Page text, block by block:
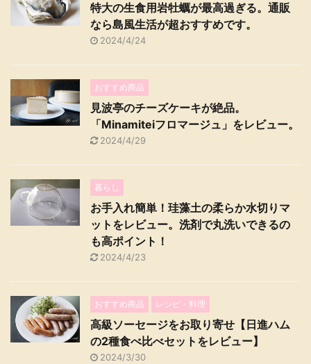
特大の生食用岩牡蠣が最高過ぎる。通販
なら島風生活が超おすすめです。
2024/4/24
おすすめ商品
見波亭のチーズケーキが絶品。
「Minamiteiフロマージュ」をレビュー。
2024/4/29
暮らし
お手入れ簡単！珪藻土の柔らか水切りマ
ットをレビュー。洗剤で丸洗いできるの
も高ポイント！
2024/4/23
おすすめ商品 レシピ・料理
高級ソーセージをお取り寄せ【日進ハム
の2種食べ比べセットをレビュー】
2024/3/30